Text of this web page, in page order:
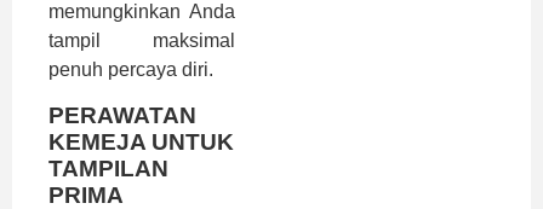
memungkinkan Anda
tampil maksimal
penuh percaya diri.
PERAWATAN
KEMEJA UNTUK
TAMPILAN
PRIMA